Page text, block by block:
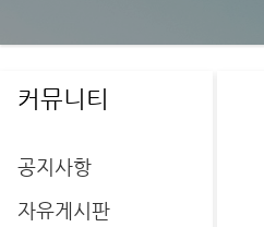
커뮤니티
공지사항
자유게시판